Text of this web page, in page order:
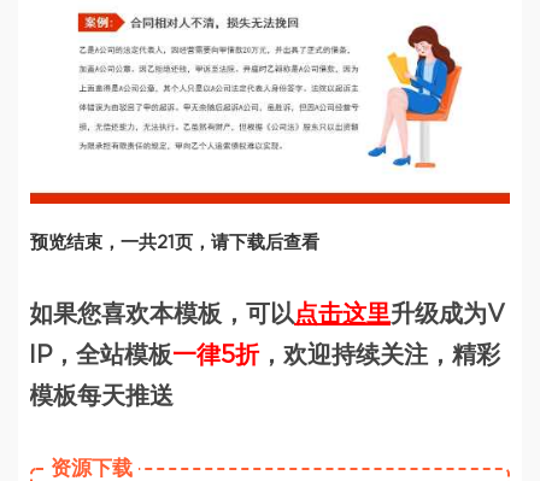
预览结束，一共21页，请下载后查看
如果您喜欢本模板，可以点击这里升级成为V
IP，全站模板一律5折，欢迎持续关注，精彩
模板每天推送
资源下载